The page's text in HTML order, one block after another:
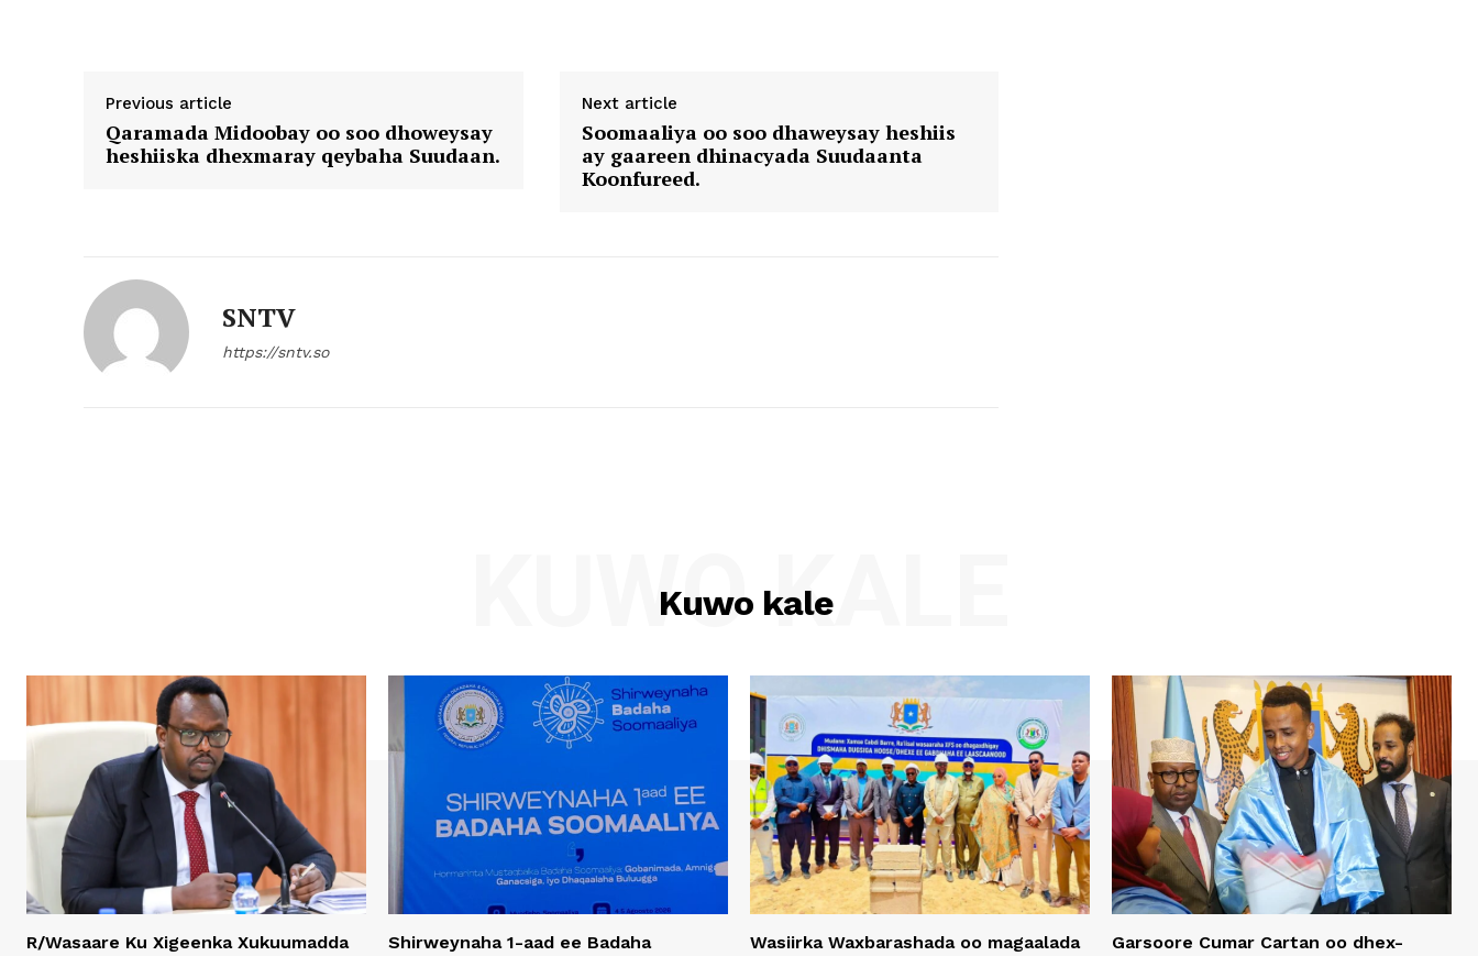
Previous article
Qaramada Midoobay oo soo dhoweysay
heshiiska dhexmaray qeybaha Suudaan.
Next article
Soomaaliya oo soo dhaweysay heshiis
ay gaareen dhinacyada Suudaanta
Koonfureed.
SNTV
https://sntv.so
Kuwo kale
KUWO KALE
R/Wasaare Ku Xigeenka Xukuumadda
Shirweynaha 1-aad ee Badaha
Wasiirka Waxbarashada oo magaalada
Garsoore Cumar Cartan oo dhex-